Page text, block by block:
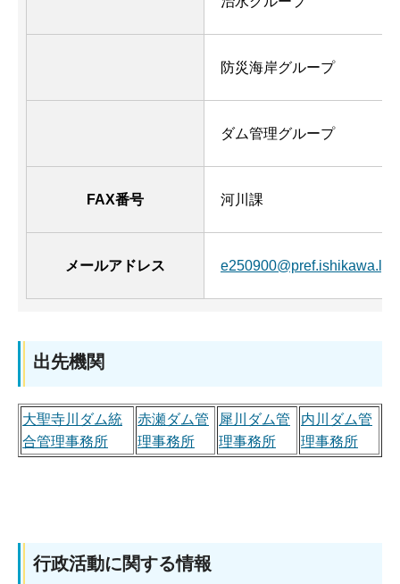
防災海岸グループ
ダム管理グループ
FAX番号 河川課
メールアドレス
出先機関
大聖寺川ダム統
合管理事務所
赤瀬ダム管
理事務所
犀川ダム管
理事務所
内川ダム管
理事務所
行政活動に関する情報